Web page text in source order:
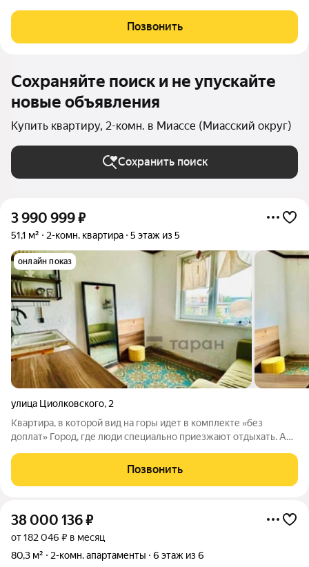
познакомиться с жилым комплексом «Максимум», в котором
внимание к деталям выходит на
Позвонить
Сохраняйте поиск и не упускайте
новые объявления
Купить квартиру, 2-комн. в Миассе (Миасский округ)
Сохранить поиск
3 990 999₽
51,1 м² 2-комн. квартира 5 этаж из 5
онлайн показ
улица Циолковского, 2
Квартира, в которой вид на горы идет в комплекте «без
доплат» Город, где люди специально приезжают отдыхать. А
открываете глаза.Подходите к окну.А там... Уральские горы.
Настоящие. Не
Позвонить
38 000 136₽
от 182 046 ₽ в месяц
80,3 м²
2-комн. апартаменты 6 этаж из 6